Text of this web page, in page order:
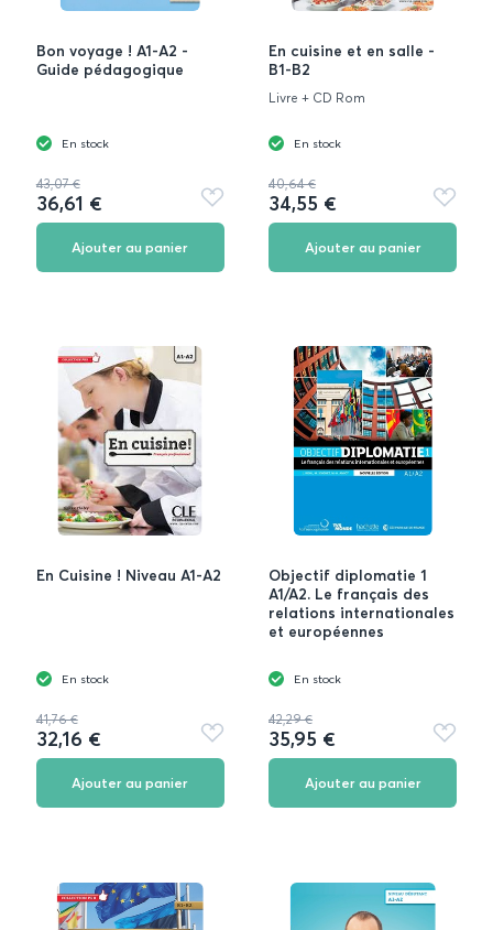
Bon voyage ! A1-A2 -
Guide pédagogique
En stock
43,07 €
36,61 €
Ajouter
aux
Ajouter au panier
En cuisine et en salle -
B1-B2
Livre + CD Rom
En stock
40,64 €
34,55 €
Ajouter
aux
Ajouter au panier
En Cuisine ! Niveau A1-A2
En stock
41,76 €
32,16 €
Ajouter
aux
Ajouter au panier
Objectif diplomatie 1
A1/A2. Le français des
relations internationales
et européennes
En stock
42,29 €
35,95 €
Ajouter
aux
Ajouter au panier